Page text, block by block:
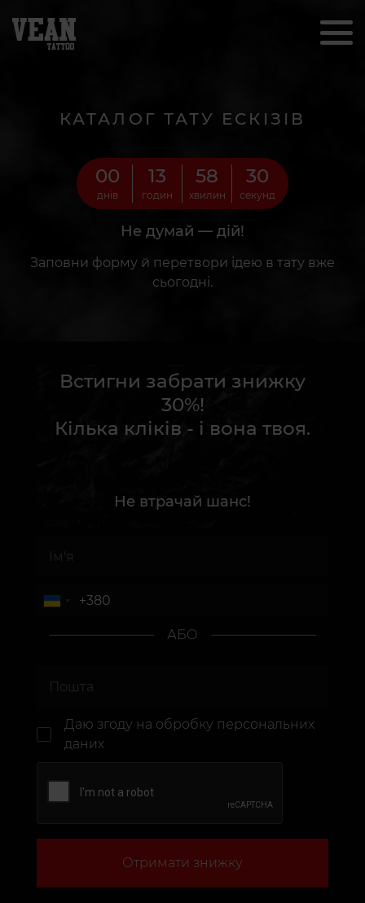
КАТАЛОГ ТАТУ ЕСКІЗІВ
00
днів
13
годин
58
хвилин
28
секунд
Не думай — дій!
Заповни форму й перетвори ідею в тату вже
сьогодні.
Встигни забрати знижку
30%!
Кілька кліків - і вона твоя.
Не втрачай шанс!
АБО
Даю згоду на обробку персональних
даних
Отримати знижку